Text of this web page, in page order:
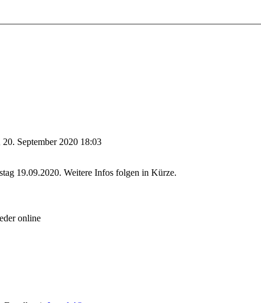
September 2020 18:03
19.09.2020. Weitere Infos folgen in Kürze.
online